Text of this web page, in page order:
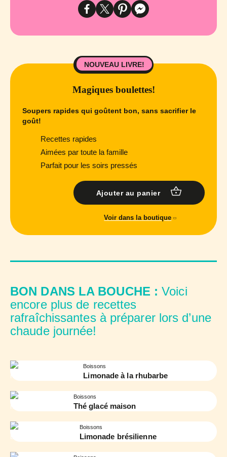
NOUVEAU LIVRE!
Magiques boulettes!
Soupers rapides qui goûtent bon, sans sacrifier le
goût!
Recettes rapides
Aimées par toute la famille
Parfait pour les soirs pressés
Ajouter au panier
Voir dans la boutique
BON DANS LA BOUCHE : Voici
encore plus de recettes
rafraîchissantes à préparer lors d’une
chaude journée!
Boissons
Limonade à la rhubarbe
Boissons
Thé glacé maison
Boissons
Limonade brésilienne